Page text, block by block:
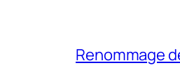
Renommage